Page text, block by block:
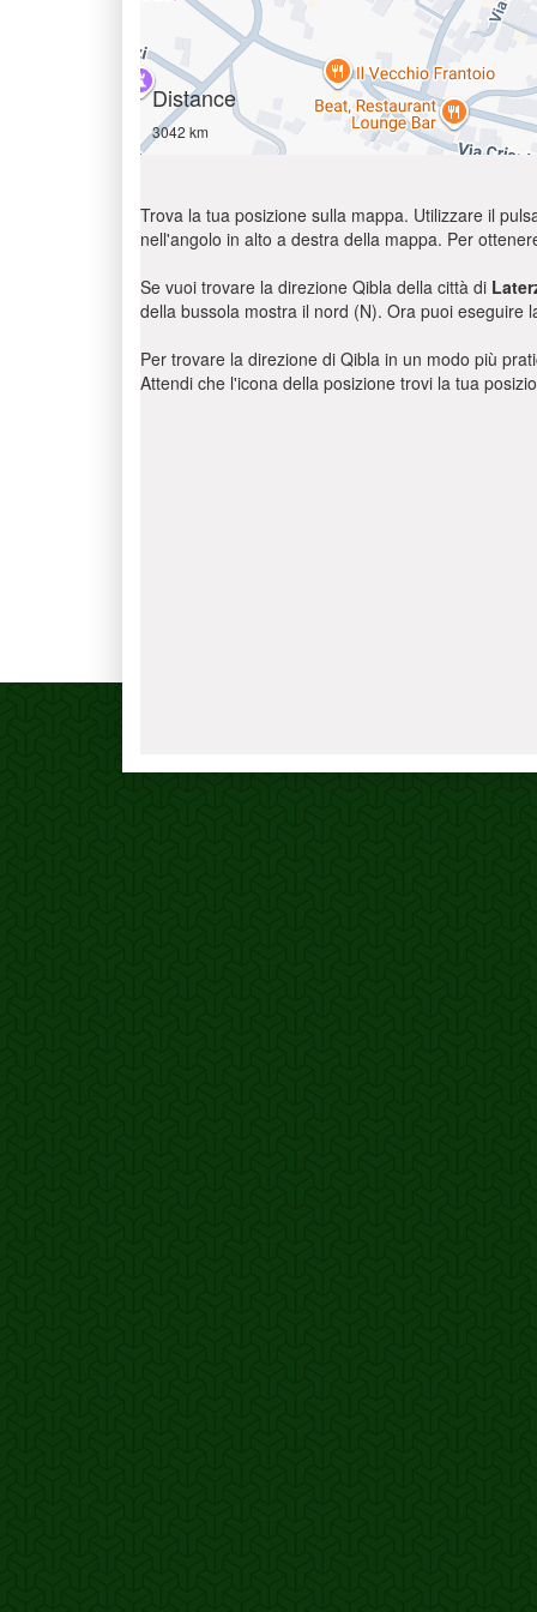
Distance
3042 km
Trova la tua posizione sulla mappa. Utilizzare il
nell'angolo in alto a destra della mappa. Per
Se vuoi trovare la direzione Qibla della città di
della bussola mostra il nord (N). Ora puoi eseguire
Per trovare la direzione di Qibla in un modo più
Attendi che l'icona della posizione trovi la tua